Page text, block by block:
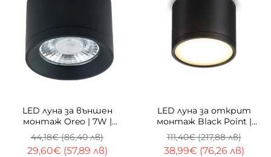
LED луна за външен
монтаж Oreo | 7W |
3000K
29,60€ (57,89 лв)
44,18€ (86,40 лв)
LED луна за открит
монтаж Black Point |
79mm | 9W
38,99€ (76,26 лв)
111,40€ (217,88 лв)